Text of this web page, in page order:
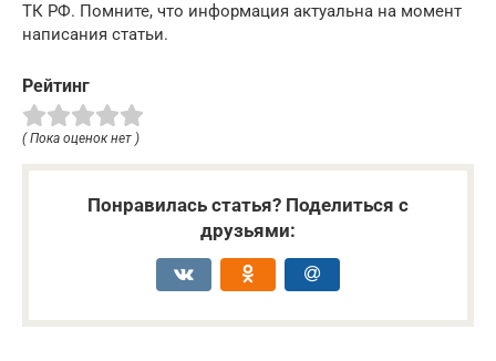
ТК РФ. Помните, что информация актуальна на момент
написания статьи.
Рейтинг
( Пока оценок нет )
Понравилась статья? Поделиться с
друзьями: